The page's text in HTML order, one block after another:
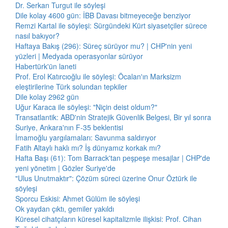
Dr. Serkan Turgut ile söyleşi
Dile kolay 4600 gün: İBB Davası bitmeyeceğe benziyor
Remzi Kartal ile söyleşi: Sürgündeki Kürt siyasetçiler sürece
nasıl bakıyor?
Haftaya Bakış (296): Süreç sürüyor mu? | CHP'nin yeni
yüzleri | Medyada operasyonlar sürüyor
Habertürk'ün laneti
Prof. Erol Katırcıoğlu ile söyleşi: Öcalan'ın Marksizm
eleştirilerine Türk solundan tepkiler
Dile kolay 2962 gün
Uğur Karaca ile söyleşi: "Niçin deist oldum?"
Transatlantik: ABD'nin Stratejik Güvenlik Belgesi, Bir yıl sonra
Suriye, Ankara'nın F-35 beklentisi
İmamoğlu yargılamaları: Savunma saldırıyor
Fatih Altaylı haklı mı? İş dünyamız korkak mı?
Hafta Başı (61): Tom Barrack'tan peşpeşe mesajlar | CHP'de
yeni yönetim | Gözler Suriye'de
"Ulus Unutmaktır": Çözüm süreci üzerine Onur Öztürk ile
söyleşi
Sporcu Eskisi: Ahmet Gülüm ile söyleşi
Ok yaydan çıktı, gemiler yakıldı
Küresel cihatçıların küresel kapitalizmle ilişkisi: Prof. Cihan